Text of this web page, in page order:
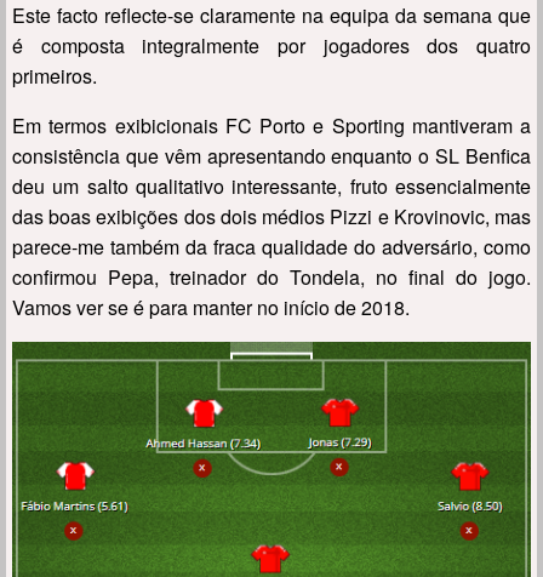
Este facto reflecte-se claramente na equipa da semana que
é composta integralmente por jogadores dos quatro
primeiros.
Em termos exibicionais FC Porto e Sporting mantiveram a
consistência que vêm apresentando enquanto o SL Benfica
deu um salto qualitativo interessante, fruto essencialmente
das boas exibições dos dois médios Pizzi e Krovinovic, mas
parece-me também da fraca qualidade do adversário, como
confirmou Pepa, treinador do Tondela, no final do jogo.
Vamos ver se é para manter no início de 2018.